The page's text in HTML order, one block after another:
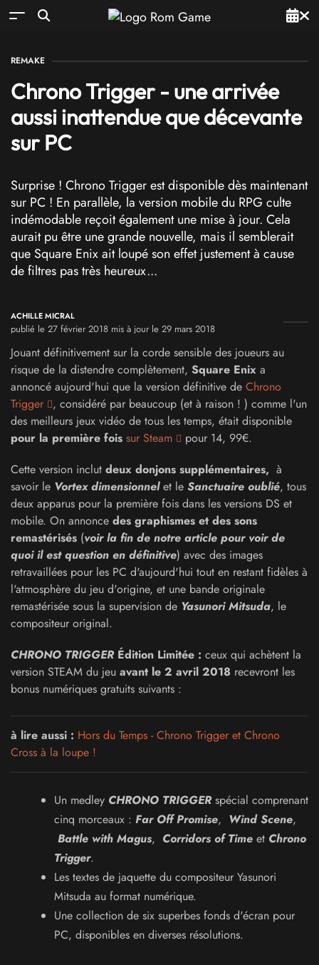
REMAKE
Chrono Trigger - une arrivée
aussi inattendue que décevante
sur PC
Surprise ! Chrono Trigger est disponible dès maintenant
sur PC ! En parallèle, la version mobile du RPG culte
indémodable reçoit également une mise à jour. Cela
aurait pu être une grande nouvelle, mais il semblerait
que Square Enix ait loupé son effet justement à cause
de filtres pas très heureux...
ACHILLE MICRAL
publié le 27 février 2018 mis à jour le 29 mars 2018
Jouant définitivement sur la corde sensible des joueurs au
risque de la distendre complètement, Square Enix a
annoncé aujourd'hui que la version définitive de Chrono
Trigger
, considéré par beaucoup (et à raison ! ) comme l'un
des meilleurs jeux vidéo de tous les temps, était disponible
pour la première fois sur Steam
pour 14, 99€.
Cette version inclut deux donjons supplémentaires, à
savoir le Vortex dimensionnelet le Sanctuaire oublié, tous
deux apparus pour la première fois dans les versions DS et
mobile. On annonce des graphismes et des sons
remastérisés (voir la fin de notre article pour voir de
quoi il est question en définitive) avec des images
retravaillées pour les PC d'aujourd'hui tout en restant fidèles à
l'atmosphère du jeu d'origine, et une bande originale
remastérisée sous la supervision de Yasunori Mitsuda, le
compositeur original.
CHRONO TRIGGERÉdition Limitée : ceux qui achètent la
version STEAM du jeu avant le 2 avril 2018 recevront les
bonus numériques gratuits suivants :
à lire aussi : Hors du Temps - Chrono Trigger et Chrono
Cross à la loupe !
Un medley CHRONO TRIGGERspécial comprenant
cinq morceaux : Far Off Promise, Wind Scene,
Battle with Magus, Corridors of Time et Chrono
Trigger.
Les textes de jaquette du compositeur Yasunori
Mitsuda au format numérique.
Une collection de six superbes fonds d'écran pour
PC, disponibles en diverses résolutions.